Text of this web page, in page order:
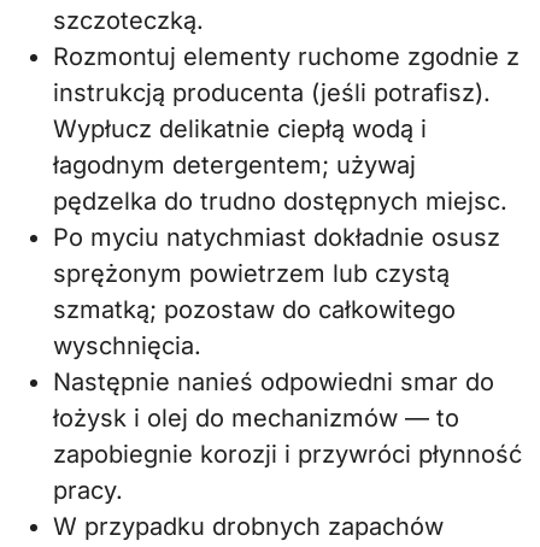
szczoteczką.
Rozmontuj elementy ruchome zgodnie z
instrukcją producenta (jeśli potrafisz).
Wypłucz delikatnie ciepłą wodą i
łagodnym detergentem; używaj
pędzelka do trudno dostępnych miejsc.
Po myciu natychmiast dokładnie osusz
sprężonym powietrzem lub czystą
szmatką; pozostaw do całkowitego
wyschnięcia.
Następnie nanieś odpowiedni smar do
łożysk i olej do mechanizmów — to
zapobiegnie korozji i przywróci płynność
pracy.
W przypadku drobnych zapachów